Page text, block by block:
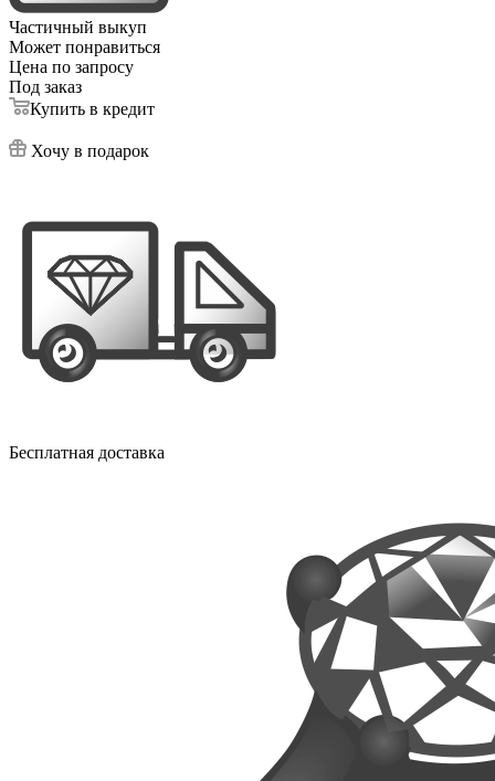
Частичный выкуп
Может понравиться
Цена по запросу
Под заказ
Купить в кредит
Хочу в подарок
Бесплатная доставка